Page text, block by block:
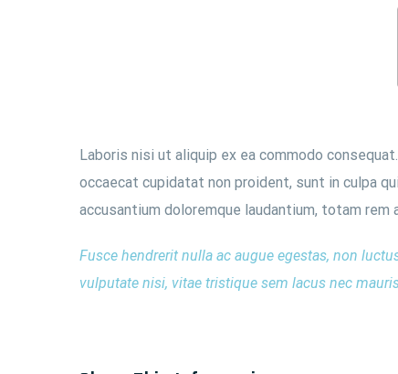
Laboris nisi ut aliquip ex ea commodo
occaecat cupidatat non proident, sunt in culpa
accusantium doloremque laudantium, totam
Fusce hendrerit nulla ac augue egestas, non
vulputate nisi, vitae tristique sem lacus nec